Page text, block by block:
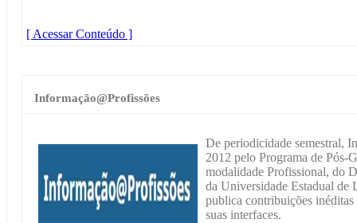
[ Acessar Conteúdo ]
Informação@Profissões
De periodicidade semestral,
2012 pelo Programa de Pós-
modalidade Profissional, do
da Universidade Estadual de
publica contribuições
suas interfaces.